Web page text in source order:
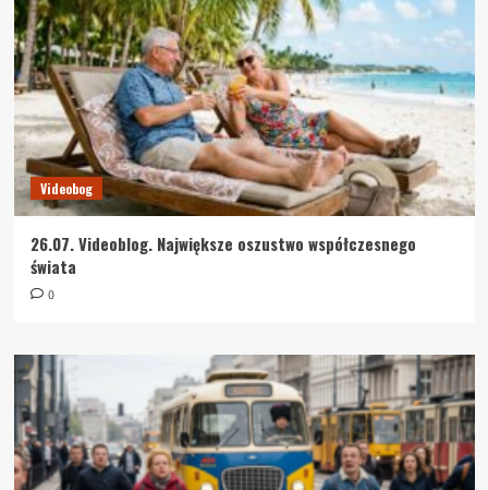
Videobog
26.07. Videoblog. Największe oszustwo współczesnego
świata
0